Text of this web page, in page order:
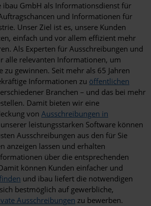
ibau GmbH als Informationsdienst für
und Informationen für
Unser Ziel ist es, unsere Kunden
einfach und vor allem effizient mehr
Als Experten für Ausschreibungen und
alle relevanten Informationen, um
zu gewinnen. Seit mehr als 65 Jahren
Informationen zu öffentlichen
Branchen – und das bei mehr
Damit bieten wir eine
von Ausschreibungen in
leistungsstarken Software können
Ausschreibungen aus den für Sie
anzeigen lassen und erhalten
über die entsprechenden
können Kunden einfacher und
und ibau liefert die notwendigen
bestmöglich auf gewerbliche,
Ausschreibungen zu bewerben.